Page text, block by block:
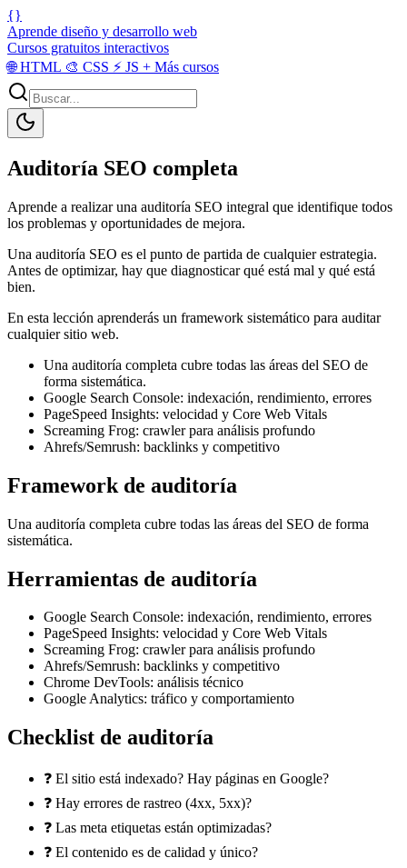
{}
Aprende diseño y desarrollo web
Cursos gratuitos interactivos
🌐HTML 🎨 CSS ⚡ JS + Más cursos
Auditoría SEO completa
Aprende a realizar una auditoría SEO integral que identifique todos
los problemas y oportunidades de mejora.
Una auditoría SEO es el punto de partida de cualquier estrategia.
Antes de optimizar, hay que diagnosticar qué está mal y qué está
bien.
En esta lección aprenderás un framework sistemático para auditar
cualquier sitio web.
Una auditoría completa cubre todas las áreas del SEO de
forma sistemática.
Google Search Console: indexación, rendimiento, errores
PageSpeed Insights: velocidad y Core Web Vitals
Screaming Frog: crawler para análisis profundo
Ahrefs/Semrush: backlinks y competitivo
Framework de auditoría
Una auditoría completa cubre todas las áreas del SEO de forma
sistemática.
Herramientas de auditoría
Google Search Console: indexación, rendimiento, errores
PageSpeed Insights: velocidad y Core Web Vitals
Screaming Frog: crawler para análisis profundo
Ahrefs/Semrush: backlinks y competitivo
Chrome DevTools: análisis técnico
Google Analytics: tráfico y comportamiento
Checklist de auditoría
❓ El sitio está indexado? Hay páginas en Google?
❓ Hay errores de rastreo (4xx, 5xx)?
❓ Las meta etiquetas están optimizadas?
❓ El contenido es de calidad y único?